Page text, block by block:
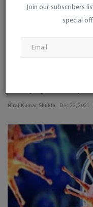
Join our subscribers
special
पिपलौदा तहसील का
Niraj Kumar Shukla Dec 22, 2021